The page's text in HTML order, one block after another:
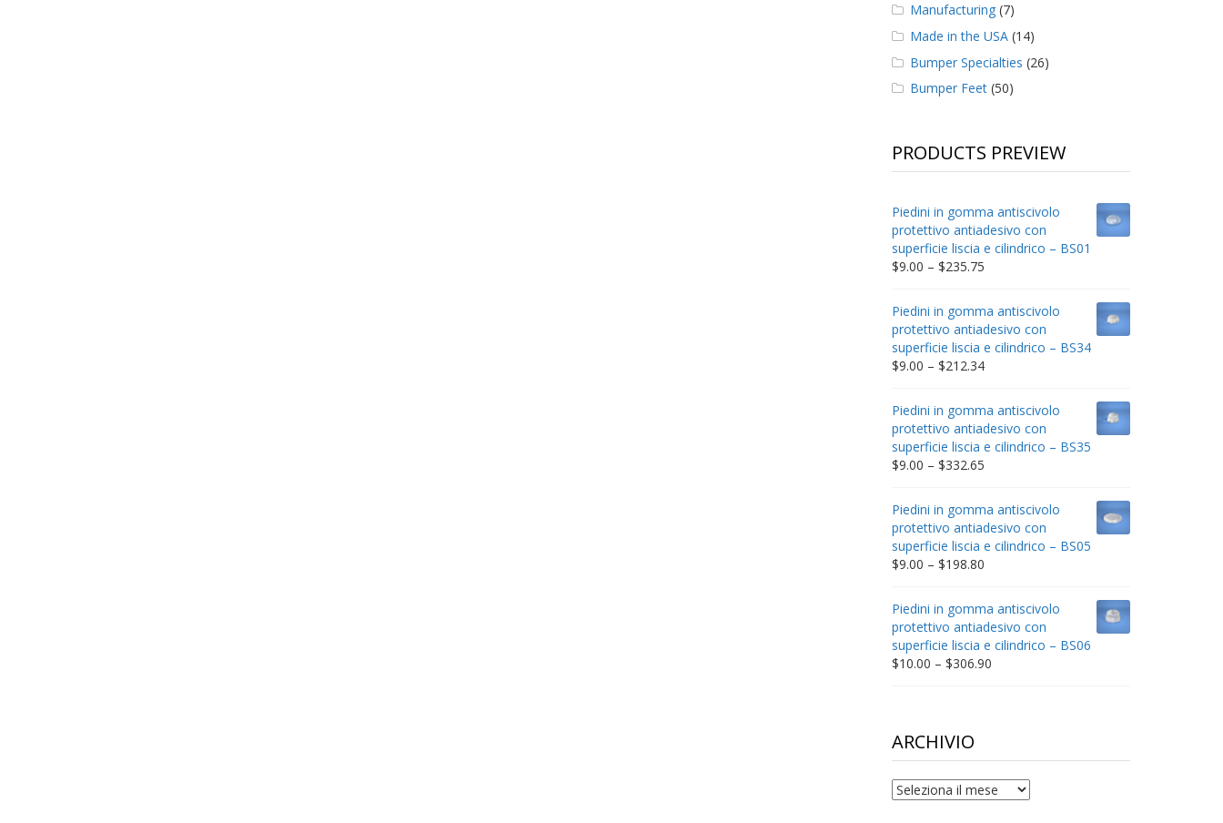
Manufacturing(7)
Made in the USA(14)
Bumper Specialties (26)
Bumper Feet(50)
PRODUCTS PREVIEW
Piedini in gomma antiscivolo
protettivo antiadesivo con
superficie liscia e cilindrico – BS01
$9.00 – $235.75Price
through
$235.75
Piedini in gomma antiscivolo
protettivo antiadesivo con
superficie liscia e cilindrico – BS34
$9.00 – $212.34Price
through
$212.34
Piedini in gomma antiscivolo
protettivo antiadesivo con
superficie liscia e cilindrico – BS35
$9.00 – $332.65Price
through
$332.65
Piedini in gomma antiscivolo
protettivo antiadesivo con
superficie liscia e cilindrico – BS05
$9.00 – $198.80Price
through
$198.80
Piedini in gomma antiscivolo
protettivo antiadesivo con
superficie liscia e cilindrico – BS06
$10.00 – $306.90Price
ARCHIVIO
archivio